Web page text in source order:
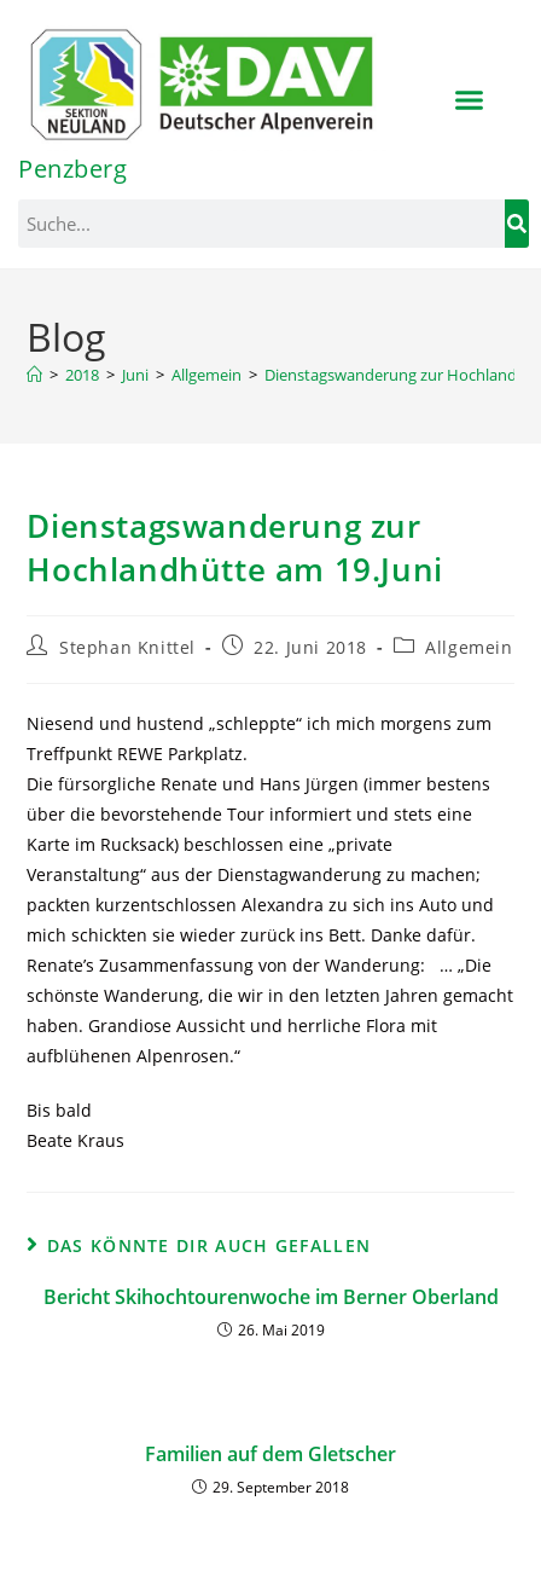
springen
Penzberg
Blog
> 2018 > Juni > Allgemein > Dienstagswanderung zur
Dienstagswanderung zur
Hochlandhütte am 19.Juni
Stephan Knittel 22. Juni 2018 Allgemein
Niesend und hustend „schleppte“ ich mich morgens zum
Treffpunkt REWE Parkplatz.
Die fürsorgliche Renate und Hans Jürgen (immer bestens
über die bevorstehende Tour informiert und stets eine
Karte im Rucksack) beschlossen eine „private
Veranstaltung“ aus der Dienstagwanderung zu machen;
packten kurzentschlossen Alexandra zu sich ins Auto und
mich schickten sie wieder zurück ins Bett. Danke dafür.
Renate’s Zusammenfassung von der Wanderung: … „Die
schönste Wanderung, die wir in den letzten Jahren gemacht
haben. Grandiose Aussicht und herrliche Flora mit
aufblühenen Alpenrosen.“
Bis bald
Beate Kraus
DAS KÖNNTE DIR AUCH GEFALLEN
Bericht Skihochtourenwoche im Berner Oberland
26. Mai 2019
Familien auf dem Gletscher
29. September 2018